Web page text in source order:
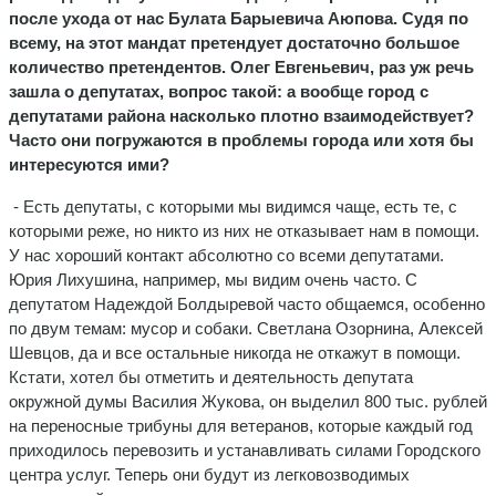
после ухода от нас Булата Барыевича Аюпова. Судя по
всему, на этот мандат претендует достаточно большое
количество претендентов. Олег Евгеньевич, раз уж речь
зашла о депутатах, вопрос такой: а вообще город с
депутатами района насколько плотно взаимодействует?
Часто они погружаются в проблемы города или хотя бы
интересуются ими?
- Есть депутаты, с которыми мы видимся чаще, есть те, с
которыми реже, но никто из них не отказывает нам в помощи.
У нас хороший контакт абсолютно со всеми депутатами.
Юрия Лихушина, например, мы видим очень часто. С
депутатом Надеждой Болдыревой часто общаемся, особенно
по двум темам: мусор и собаки. Светлана Озорнина, Алексей
Шевцов, да и все остальные никогда не откажут в помощи.
Кстати, хотел бы отметить и деятельность депутата
окружной думы Василия Жукова, он выделил 800 тыс. рублей
на переносные трибуны для ветеранов, которые каждый год
приходилось перевозить и устанавливать силами Городского
центра услуг. Теперь они будут из легковозводимых